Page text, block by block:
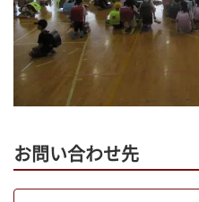
お問い合わせ先